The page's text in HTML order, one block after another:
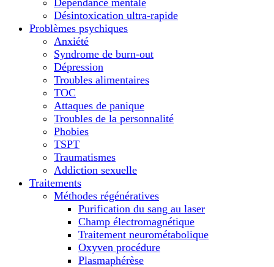
Dépendance mentale
Désintoxication ultra-rapide
Problèmes psychiques
Anxiété
Syndrome de burn-out
Dépression
Troubles alimentaires
TOC
Attaques de panique
Troubles de la personnalité
Phobies
TSPT
Traumatismes
Addiction sexuelle
Traitements
Méthodes régénératives
Purification du sang au laser
Champ électromagnétique
Traitement neurométabolique
Oxyven procédure
Plasmaphérèse